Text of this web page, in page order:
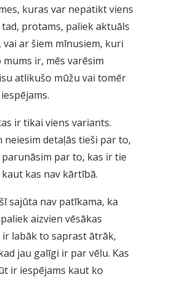
kuras var nepatikt viens
protams, paliek aktuāls
vai ar šiem mīnusiem, kuri
ir, mēs varēsim
atlikušo mūžu vai tomēr
ir tikai viens variants.
neiesim detaļās tieši par to,
par to, kas ir tie
kas nav kārtībā.
sajūta nav patīkama, ka
aizvien vēsākas
ir labāk to saprast ātrāk,
jau galīgi ir par vēlu. Kas
ir iespējams kaut ko